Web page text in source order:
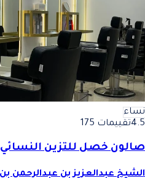
نساء
4.5تقييمات 175
صالون خصل للتزين النسائي